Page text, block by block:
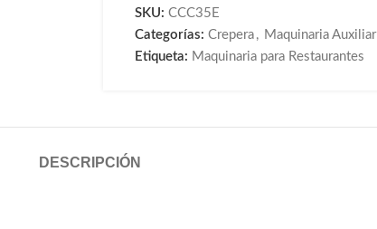
SKU: CCC35E
Categorías: Crepera , Maquinaria Auxiliar
Etiqueta: Maquinaria para Restaurantes
DESCRIPCIÓN